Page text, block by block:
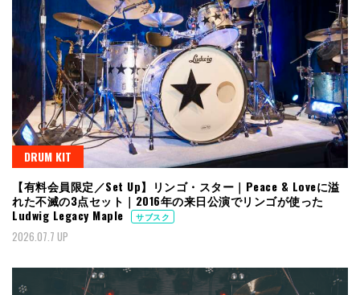
DRUM KIT
【有料会員限定／Set Up】リンゴ・スター｜Peace & Loveに溢
れた不滅の3点セット｜2016年の来日公演でリンゴが使った
Ludwig Legacy Maple
サブスク
2026.07.7 UP